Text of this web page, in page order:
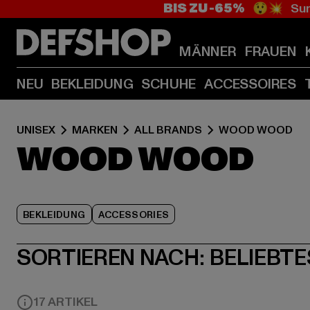
BIS ZU -65% 😲💥
MÄNNER FRAUEN
NEU BEKLEIDUNG SCHUHE ACCESSOIRES
UNISEX MARKEN ALL BRANDS WOOD WOOD
WOOD WOOD
BEKLEIDUNG ACCESSORIES
SORTIEREN NACH:
17 ARTIKEL